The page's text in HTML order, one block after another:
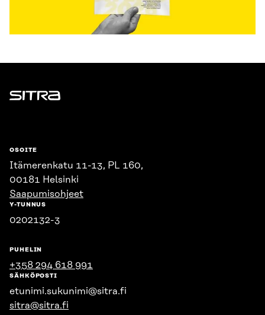
Sitra
OSOITE
Itämerenkatu 11-13, PL 160,
00181 Helsinki
Saapumisohjeet
Y-TUNNUS
0202132-3
PUHELIN
+358 294 618 991
SÄHKÖPOSTI
etunimi.sukunimi@sitra.fi
sitra@sitra.fi